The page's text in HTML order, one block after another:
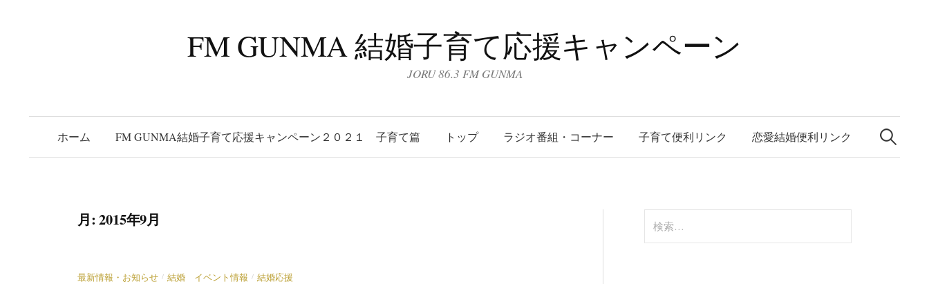
FM GUNMA 結婚子育て応援キャンペーン
JORU 86.3 FM GUNMA
ホーム FM GUNMA結婚子育て応援キャンペーン２０２１ 子育て篇 トップ ラジオ番組・コーナー 子育て便利リンク 恋愛結婚便利リンク
検
索:
月:2015年9月
最新情報・お知らせ / 結婚 イベント情報 / 結婚応援
索: